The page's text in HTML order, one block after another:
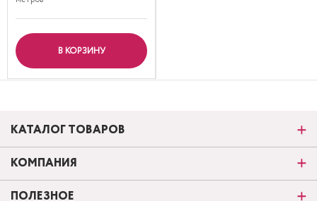
В КОРЗИНУ
КАТАЛОГ ТОВАРОВ
КОМПАНИЯ
ПОЛЕЗНОЕ